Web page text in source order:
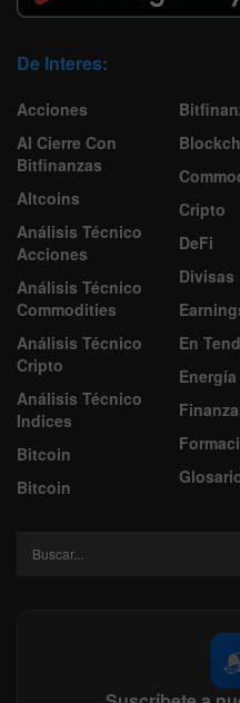
De Interes:
Acciones
Al Cierre Con
Bitfinanzas
Altcoins
Análisis Técnico
Acciones
Análisis Técnico
Commodities
Análisis Técnico
Cripto
Análisis Técnico
Indices
Bitcoin
Bitcoin
Cripto
DeFi
Divisas
En
Energía